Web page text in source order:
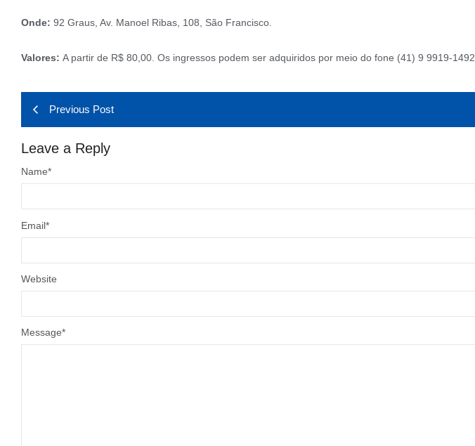
Onde: 92 Graus, Av. Manoel Ribas, 108, São Francisco.
Valores: A partir de R$ 80,00. Os ingressos podem ser adquiridos por meio do fone (41) 9 9919-1492.
Previous Post
Leave a Reply
Message*
Name*
Email*
Website